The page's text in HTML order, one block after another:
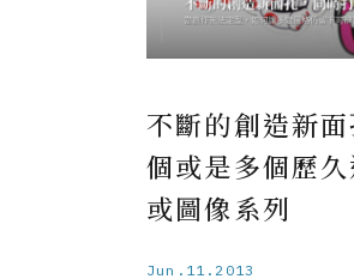
不斷的創造新
個或是多個歷
或圖像系列
Jun.11.2013